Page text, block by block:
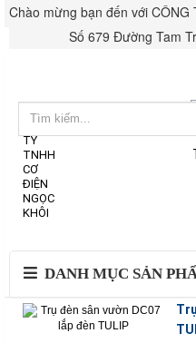
Chào mừng bạn đến với CÔNG
Số 679 Đường Tam
Đăng nhập
DANH MỤC SẢN